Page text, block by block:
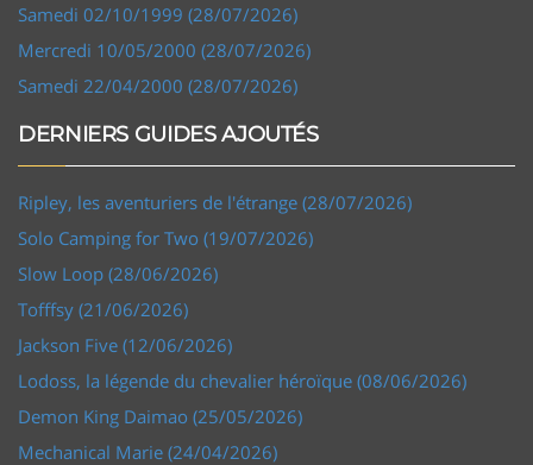
Samedi 02/10/1999 (28/07/2026)
Mercredi 10/05/2000 (28/07/2026)
Samedi 22/04/2000 (28/07/2026)
DERNIERS GUIDES AJOUTÉS
Ripley, les aventuriers de l'étrange (28/07/2026)
Solo Camping for Two (19/07/2026)
Slow Loop (28/06/2026)
Tofffsy (21/06/2026)
Jackson Five (12/06/2026)
Lodoss, la légende du chevalier héroïque (08/06/2026)
Demon King Daimao (25/05/2026)
Mechanical Marie (24/04/2026)